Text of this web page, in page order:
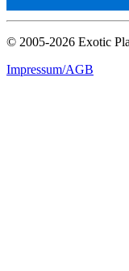
© 2005-2026 Exotic
Impressum/AGB